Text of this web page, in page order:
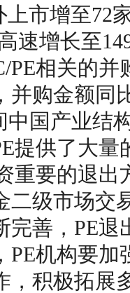
上市增至72
速增长至
PE相关的并
并购金额同
国产业结
提供了大量
重要的退出
二级市场交
完善，PE退
PE机构要加
，积极拓展